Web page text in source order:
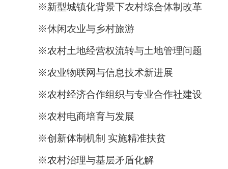
※新型城镇化背景下农村综合体制改革
※休闲农业与乡村旅游
※农村土地经营权流转与土地管理问题
※农业物联网与信息技术新进展
※农村经济合作组织与专业合作社建设
※农村电商培育与发展
※创新体制机制 实施精准扶贫
※农村治理与基层矛盾化解